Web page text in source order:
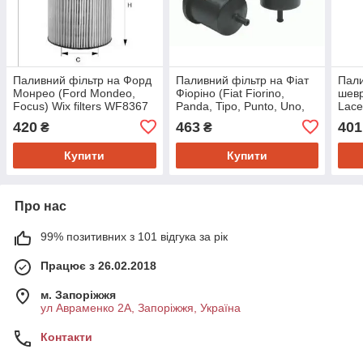
Паливний фільтр на Форд
Монрео (Ford Mondeo,
Focus) Wix filters WF8367
420 ₴
Купити
Паливний фільтр на Фіат
Фіоріно (Fiat Fiorino,
Panda, Tipo, Punto, Uno,
Tempra) Wix filters WF8032
463₴
Купити
401
Про нас
99% позитивних з 101 відгука за рік
Працює з 26.02.2018
м. Запоріжжя
ул Авраменко 2А, Запоріжжя, Україна
Контакти